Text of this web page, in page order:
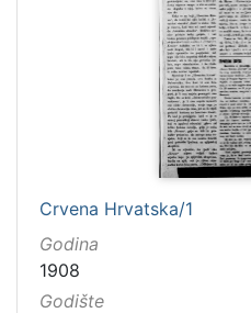
Crvena Hrvatska/1
Godina
1908
Godište